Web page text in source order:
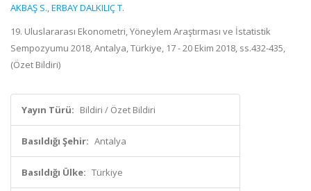
AKBAŞ S.,ERBAY DALKILIÇ T.
19. Uluslararası Ekonometri, Yöneylem Araştırması ve İstatistik
Sempozyumu 2018, Antalya, Türkiye, 17 - 20 Ekim 2018, ss.432-435,
(Özet Bildiri)
Yayın Türü: Bildiri / Özet Bildiri
Basıldığı Şehir: Antalya
Basıldığı Ülke: Türkiye